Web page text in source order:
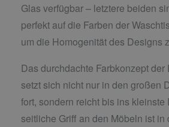
Glas verfügbar – letztere beiden
perfekt auf die Farben der
um die Homogenität des Designs
Das durchdachte Farbkonzept
setzt sich nicht nur in den großen
fort, sondern reicht bis ins kleinste
seitliche Griff an den Möbeln ist in